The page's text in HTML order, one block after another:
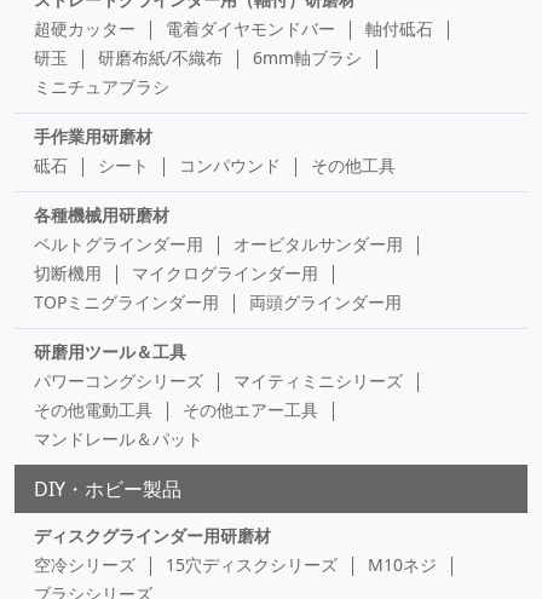
超硬カッター
電着ダイヤモンドバー
軸付砥石
研玉
研磨布紙/不織布
6mm軸ブラシ
ミニチュアブラシ
手作業用研磨材
砥石
シート コンパウンド その他工具
各種機械用研磨材
ベルトグラインダー用
オービタルサンダー用
切断機用
マイクログラインダー用
TOPミニグラインダー用
両頭グラインダー用
研磨用ツール＆工具
パワーコングシリーズ
マイティミニシリーズ
その他電動工具
その他エアー工具
マンドレール＆パット
DIY・ホビー製品
ディスクグラインダー用研磨材
空冷シリーズ
15穴ディスクシリーズ
M10ネジ
ブラシシリーズ